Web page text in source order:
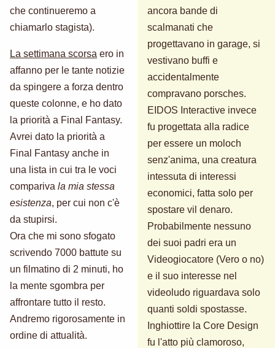
che continueremo a
chiamarlo stagista).
La settimana scorsa ero in
affanno per le tante notizie
da spingere a forza dentro
queste colonne, e ho dato
la priorità a Final Fantasy.
Avrei dato la priorità a
Final Fantasy anche in
una lista in cui tra le voci
compariva la mia stessa
esistenza, per cui non c'è
da stupirsi.
Ora che mi sono sfogato
scrivendo 7000 battute su
un filmatino di 2 minuti, ho
la mente sgombra per
affrontare tutto il resto.
Andremo rigorosamente in
ordine di attualità.
ancora bande di
scalmanati che
progettavano in garage, si
vestivano buffi e
accidentalmente
compravano porsches.
EIDOS Interactive invece
fu progettata alla radice
per essere un moloch
senz'anima, una creatura
intessuta di interessi
economici, fatta solo per
spostare vil denaro.
Probabilmente nessuno
dei suoi padri era un
Videogiocatore (Vero o no)
e il suo interesse nel
videoludo riguardava solo
quanti soldi spostasse.
Inghiottire la Core Design
fu l'atto più clamoroso,